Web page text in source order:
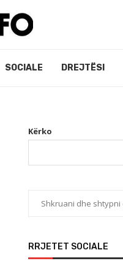
SOCIALE DREJTËSI
Kërko
RRJETET SOCIALE